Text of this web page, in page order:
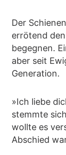
Der
errötend
begegnen.
aber seit
Generation.
»Ich liebe
stemmte
wollte es
Abschied